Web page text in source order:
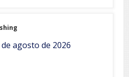
agosto de 2026